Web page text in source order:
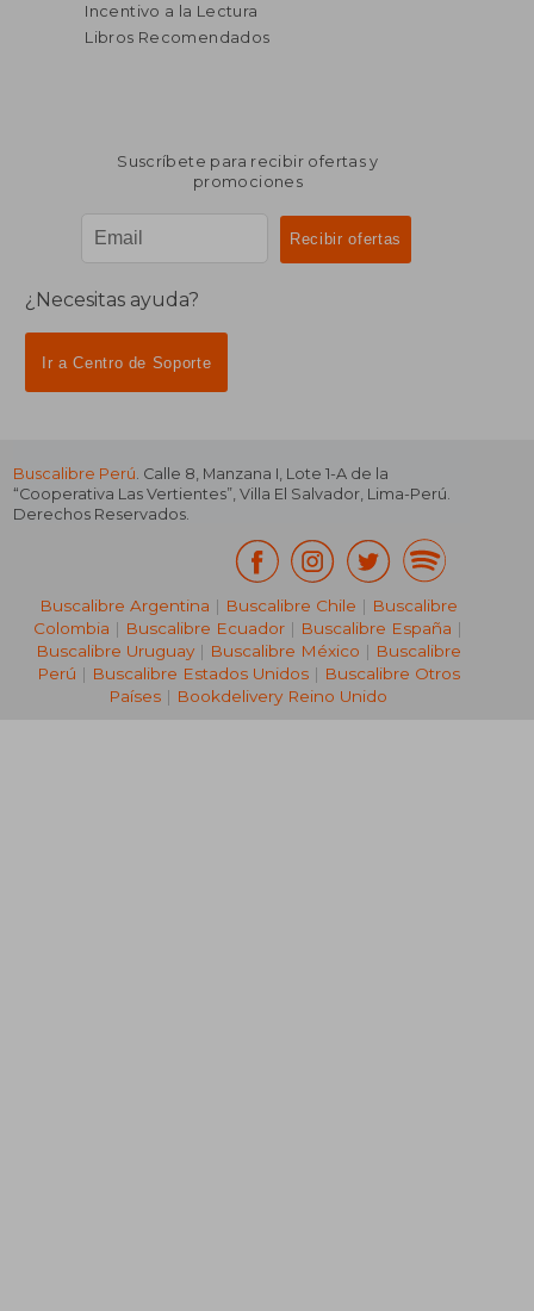
Incentivo a la Lectura
Libros Recomendados
Suscríbete para recibir ofertas y
promociones
¿Necesitas ayuda?
Ir a Centro de Soporte
Buscalibre Perú. Calle 8, Manzana I, Lote 1-A de la
“Cooperativa Las Vertientes”, Villa El Salvador, Lima-Perú.
Derechos Reservados.
Buscalibre Argentina | Buscalibre Chile | Buscalibre
Colombia | Buscalibre Ecuador | Buscalibre España |
Buscalibre Uruguay| Buscalibre México | Buscalibre
Perú | Buscalibre Estados Unidos| Buscalibre Otros
Países | Bookdelivery Reino Unido